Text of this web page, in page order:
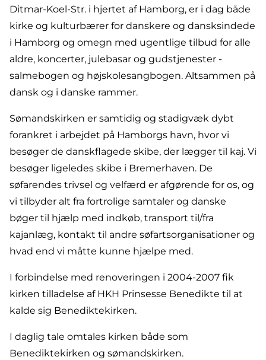
Ditmar-Koel-Str. i hjertet af Hamborg, er i dag både
kirke og kulturbærer for danskere og dansksindede
i Hamborg og omegn med ugentlige tilbud for alle
aldre, koncerter, julebasar og gudstjenester -
salmebogen og højskolesangbogen. Altsammen på
dansk og i danske rammer.
Sømandskirken er samtidig og stadigvæk dybt
forankret i arbejdet på Hamborgs havn, hvor vi
besøger de danskflagede skibe, der lægger til kaj. Vi
besøger ligeledes skibe i Bremerhaven. De
søfarendes trivsel og velfærd er afgørende for os, og
vi tilbyder alt fra fortrolige samtaler og danske
bøger til hjælp med indkøb, transport til/fra
kajanlæg, kontakt til andre søfartsorganisationer og
hvad end vi måtte kunne hjælpe med.
I forbindelse med renoveringen i 2004-2007 fik
kirken tilladelse af HKH Prinsesse Benedikte til at
kalde sig Benediktekirken.
I daglig tale omtales kirken både som
Benediktekirken og sømandskirken.